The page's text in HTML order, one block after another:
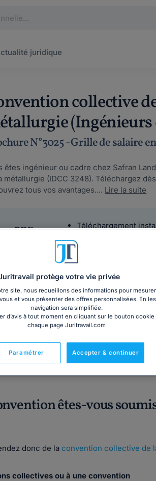
juridique
collective
(Ingénieurs
N°3025 - Grille de salaire
êtes ingénieur ou cadre chez Safran
métallurgie (IDCC 3248). Téléchargez
tous vos avantages.... Lire la suite
PDF
Téléchargement
Texte intégral
Fabriqué en France
êtes-vous
donc de la convention collective de
collectives ou à une convention
protège votre vie privée
site, nous recueillons des informations pour
et vous présenter des offres personnalisées. En
navigation sera simplifiée.
d’avis à tout moment en cliquant sur le bouton cookie
chaque page Juritravail.com
Accepter & continuer
Paramétrer